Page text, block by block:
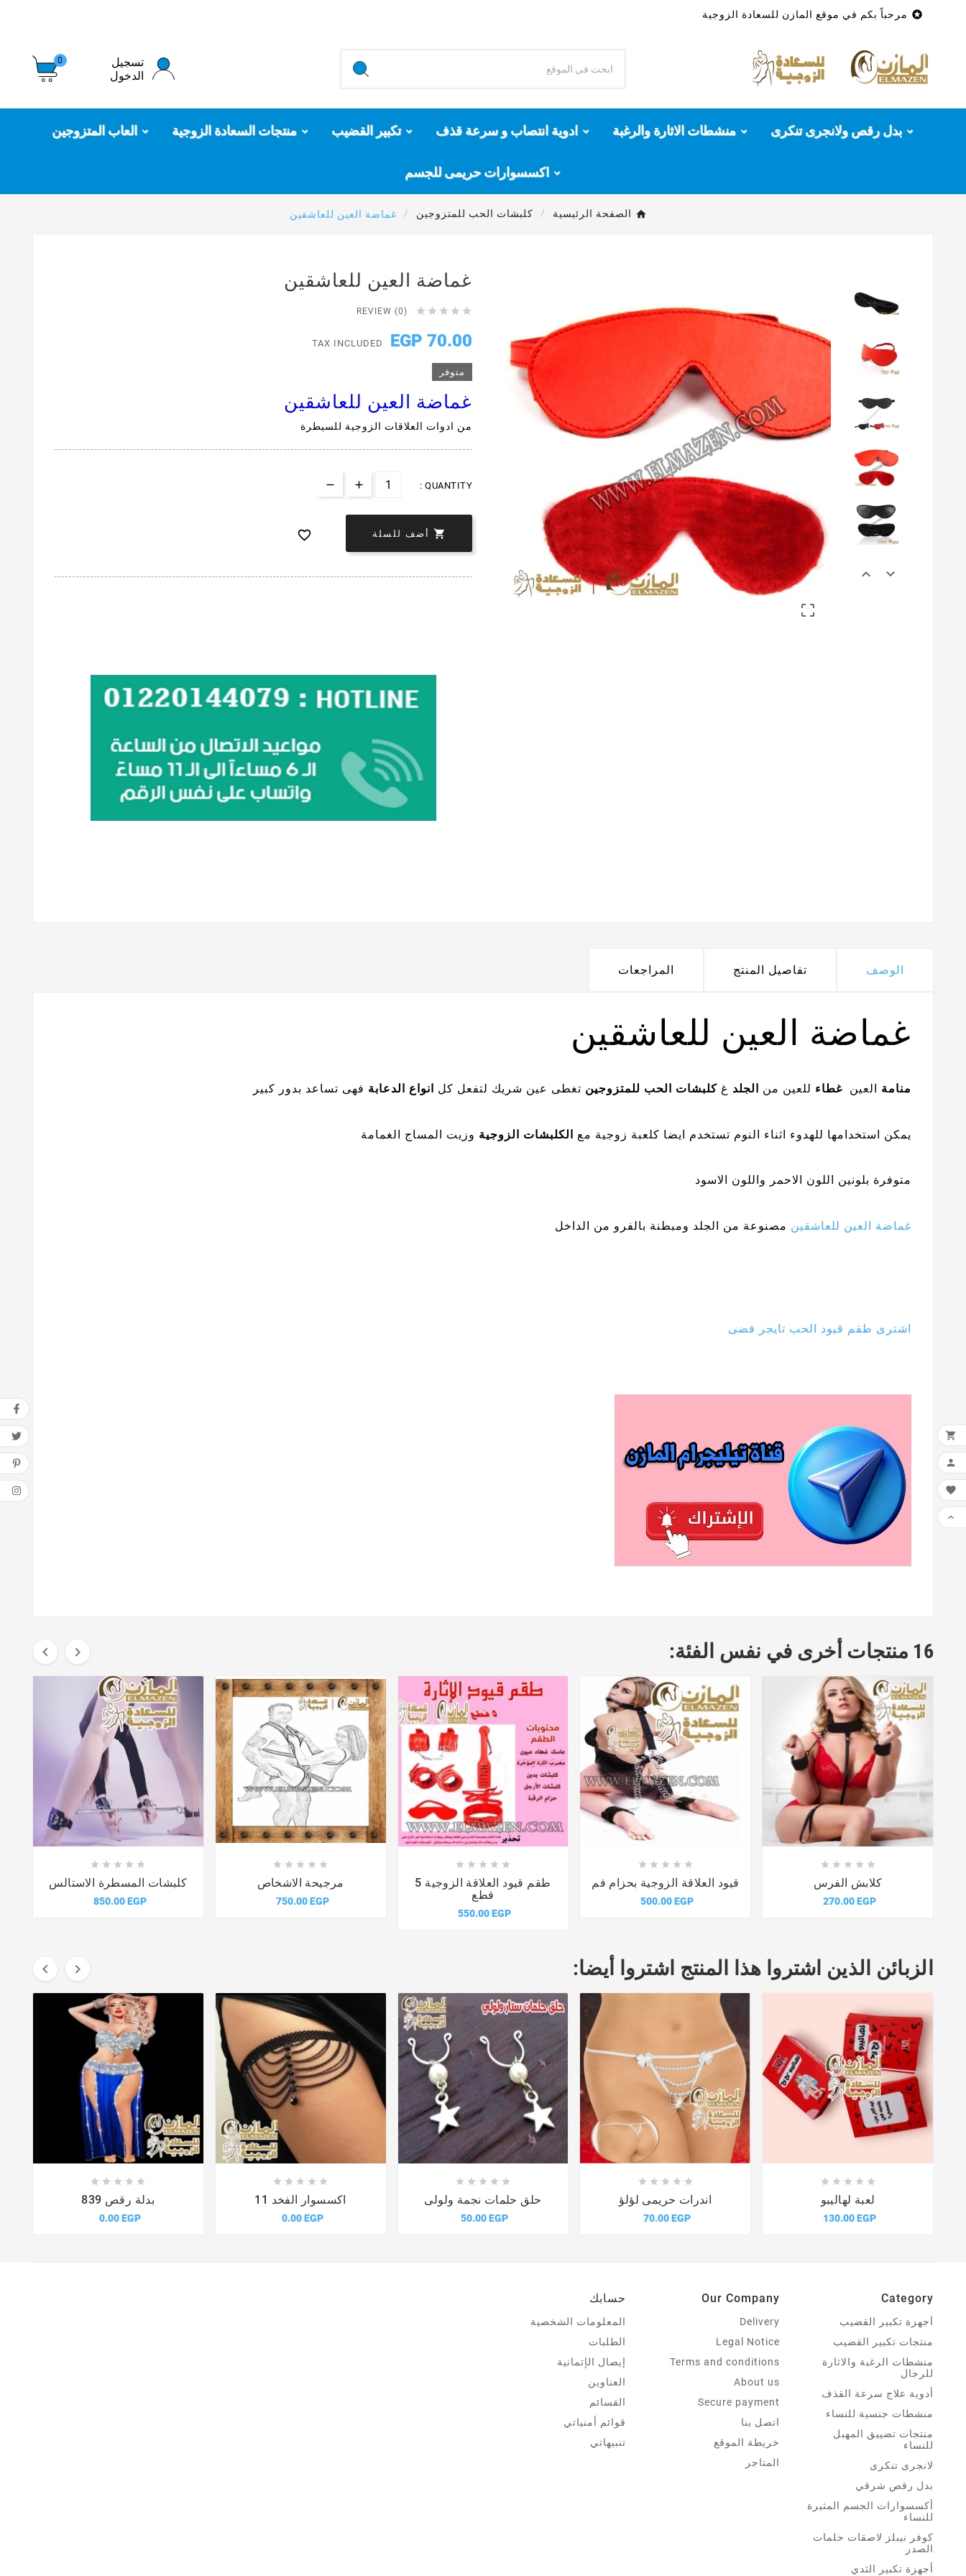
 مرحباً بكم في موقع المازن للسعادة الزوجية
تسجيل
الدخول
0
بدل رقص ولانجرى تنكرى منشطات الاثارة والرغبة ادوية انتصاب و سرعة قذف تكبير القضيب منتجات السعادة الزوجية العاب المتزوجين
اكسسوارات حريمى للجسم
الصفحة الرئيسية كلبشات الحب للمتزوجين غماضة العين للعاشقين

 
غماضة العين للعاشقين





REVIEW (0)
70.00 EGP
TAX INCLUDED
متوفر
غماضة العين للعاشقين
من ادوات العلاقات الزوجية للسيطرة
QUANTITY :
 أضف للسلة 
الوصف تفاصيل المنتج المراجعات
غماضة العين للعاشقين
منامة العين غطاء للعين من الجلد غ كلبشات الحب للمتزوجين تغطى عين شريك لتفعل كل انواع الدعابة فهى تساعد بدور كبير
يمكن استخدامها للهدوء اثناء النوم تستخدم ايضا كلعبة زوجية مع الكلبشات الزوجية وزيت المساج الغمامة
متوفرة بلونين اللون الاحمر واللون الاسود
غماضة العين للعاشقين مصنوعة من الجلد ومبطنة بالفرو من الداخل
اشترى طقم قيود الحب تايجر فضى
16 منتجات أخرى في نفس الفئة:  
    
كلبشات المسطرة الاستالس
850.00 EGP
    
مرجيحة الاشخاص
750.00 EGP
    
طقم قيود العلاقة الزوجية 5
قطع
550.00 EGP
    
قيود العلاقة الزوجية بحزام فم
500.00 EGP
    
كلابش الفرس
270.00 EGP
الزبائن الذين اشتروا هذا المنتج اشتروا أيضا:  
    
بدلة رقص 839
0.00 EGP
    
اكسسوار الفخد 11
0.00 EGP
    
حلق حلمات نجمة ولولى
50.00 EGP
    
اندرات حريمى لؤلؤ
70.00 EGP
    
لعبة لهاليبو
130.00 EGP
Category
أجهزة تكبير القضيب
منتجات تكبير القضيب
منشطات الرغبة والاثارة
للرجال
أدوية علاج سرعة القذف
منشطات جنسية للنساء
منتجات تضييق المهبل
للنساء
لانجرى تنكرى
بدل رقص شرقي
أكسسوارات الجسم المثيرة
للنساء
كوفر نيبلز لاصقات حلمات
الصدر
أجهزة تكبير الثدي
Our Company
Delivery
Legal Notice
Terms and conditions
About us
Secure payment
اتصل بنا
خريطة الموقع
المتاجر
حسابك
المعلومات الشخصية
الطلبات
إيصال الإتمانية
العناوين
القسائم
قوائم أمنياتي
تنبيهاتي



